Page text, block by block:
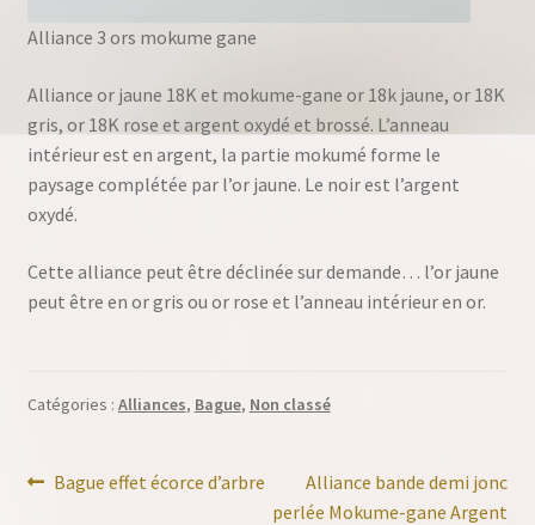
Alliance 3 ors mokume gane
Alliance or jaune 18K et mokume-gane or 18k jaune, or 18K
gris, or 18K rose et argent oxydé et brossé. L’anneau
intérieur est en argent, la partie mokumé forme le
paysage complétée par l’or jaune. Le noir est l’argent
oxydé.
Cette alliance peut être déclinée sur demande… l’or jaune
peut être en or gris ou or rose et l’anneau intérieur en or.
Catégories : Alliances, Bague, Non classé
Navigation
Article
Bague effet écorce d’arbre
Article
suivant :
Alliance bande demi jonc
perlée Mokume-gane Argent